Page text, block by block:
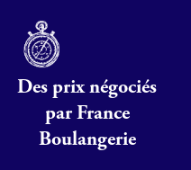
Des prix négociés
par France
Boulangerie